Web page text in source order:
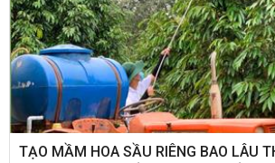
TẠO MẦM HOA SẦU RIÊNG BAO LÂU